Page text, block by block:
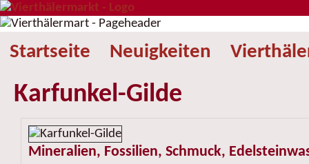
Startseite Neuigkeiten
Karfunkel-Gilde
Mineralien, Fossilien, Schmuck,